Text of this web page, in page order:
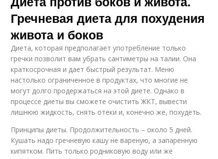
Гречневая диета для похудения
живота и боков
Диета, которая предполагает употребление только
гречки позволит вам убрать сантиметры на талии. Она
краткосрочная и дает быстрый результат. Меню
настолько ограниченное в продуктах, что многие не
могут долго продержаться на этой диете. Однако в
процессе диеты вы сможете очистить ЖКТ, вывести
лишнюю жидкость, снять отеки и, конечно же, похудеть.
Принципы диеты. Продолжительность – около 5 дней.
Кушать надо гречневую кашу не вареную, а запаренную
кипятком. Пить только родниковую воду или же